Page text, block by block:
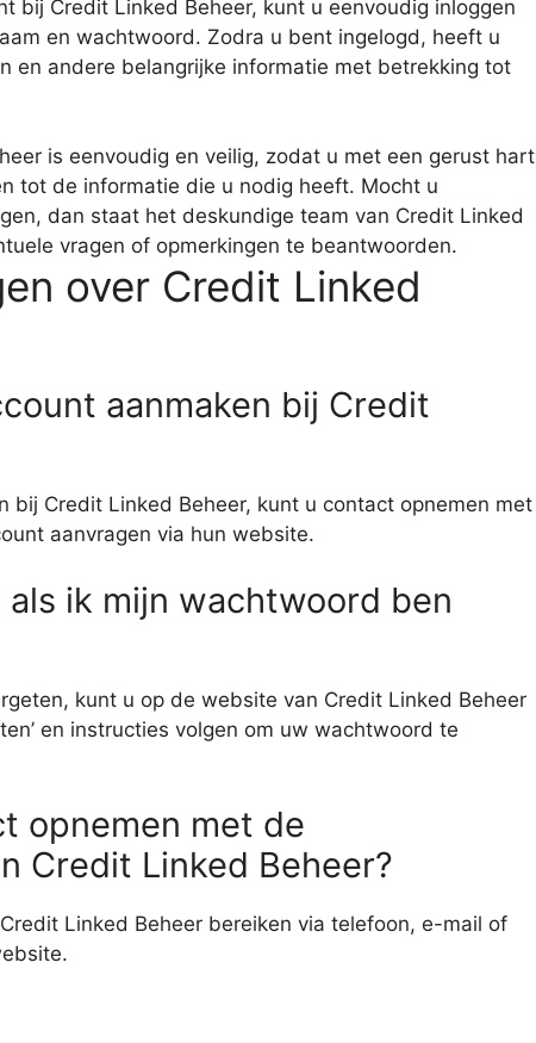
bij Credit Linked Beheer, kunt u eenvoudig inloggen
en wachtwoord. Zodra u bent ingelogd, heeft u
en andere belangrijke informatie met betrekking tot
is eenvoudig en veilig, zodat u met een gerust hart
tot de informatie die u nodig heeft. Mocht u
dan staat het deskundige team van Credit Linked
vragen of opmerkingen te beantwoorden.
over Credit Linked
aanmaken bij Credit
bij Credit Linked Beheer, kunt u contact opnemen met
aanvragen via hun website.
ik mijn wachtwoord ben
kunt u op de website van Credit Linked Beheer
en instructies volgen om uw wachtwoord te
opnemen met de
Credit Linked Beheer?
Linked Beheer bereiken via telefoon, e-mail of